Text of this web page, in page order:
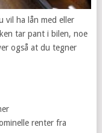
vil ha lån med eller
tar pant i bilen, noe
også at du tegner
renter fra